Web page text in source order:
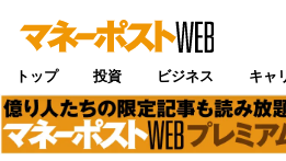
トップ 投資 ビジネス キャ